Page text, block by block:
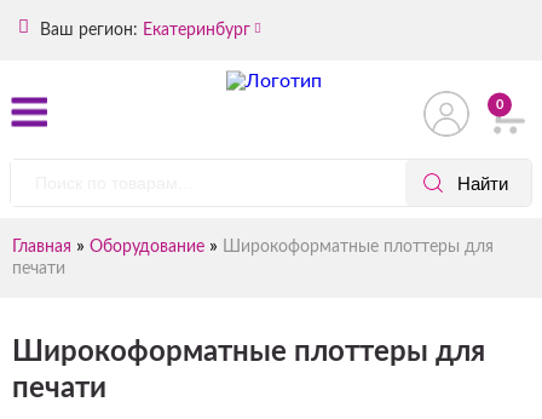
Ваш регион: Екатеринбург
0
Главная » Оборудование » Широкоформатные плоттеры для
печати
Широкоформатные плоттеры для
печати